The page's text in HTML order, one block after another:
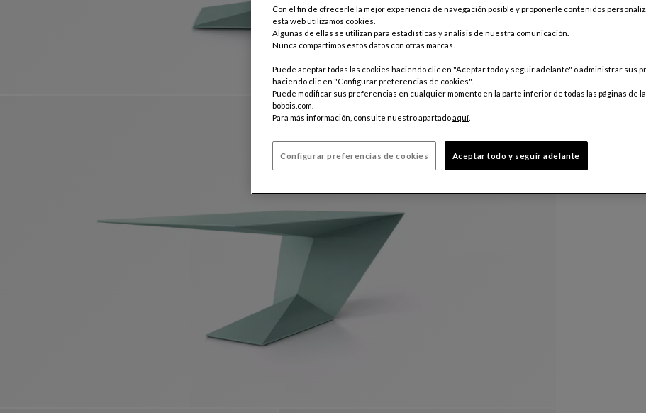
Color : Vert
5 080 €
Precio sin
Con el fin de ofrecerle la mejor experiencia de navegación posible y proponerle contenidos
esta web utilizamos cookies.
Algunas de ellas se utilizan para estadísticas y análisis de nuestra comunicación.
Nunca compartimos estos datos con otras marcas.
Puede aceptar todas las cookies haciendo clic en "Aceptar todo y seguir adelante" o administrar sus
haciendo clic en "Configurar preferencias de cookies".
Puede modificar sus preferencias en cualquier momento en la parte inferior de todas las páginas de
bobois.com.
Para más información, consulte nuestro apartadoaquí
Configurar preferencias de cookies Aceptar todo y seguir adelante